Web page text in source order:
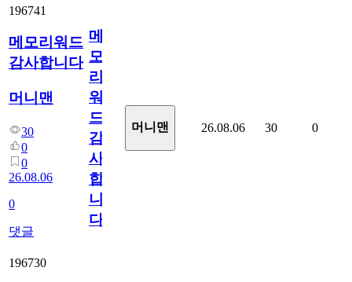
196741
메모리워드
감사합니다
머니맨
30
0
0
26.08.06
0
댓글
메
모
리
워
드
감
사
합
니
다
머니맨 26.08.06 30 0
196730